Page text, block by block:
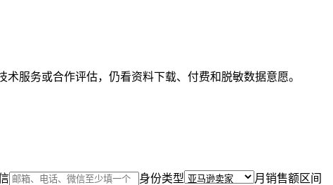
服务或合作评估，仍看资料下载、付费和脱敏数据意愿。
身份类型 月销售额区间